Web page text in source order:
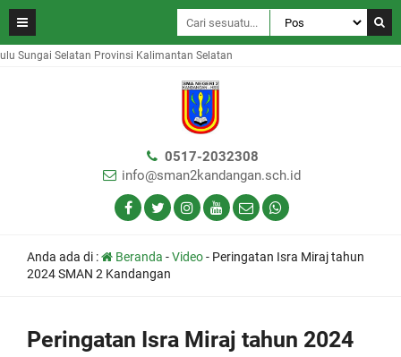
Sungai Selatan Provinsi Kalimantan Selatan
0517-2032308
info@sman2kandangan.sch.id
Anda ada di : Beranda -Video- Peringatan Isra Miraj tahun
2024 SMAN 2 Kandangan
Peringatan Isra Miraj tahun 2024